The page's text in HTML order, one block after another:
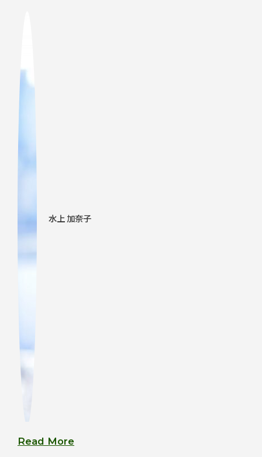
水上 加奈子
Read More